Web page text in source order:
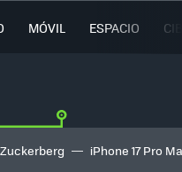
MÓVIL ESPACIO
iPhone 17 Pro